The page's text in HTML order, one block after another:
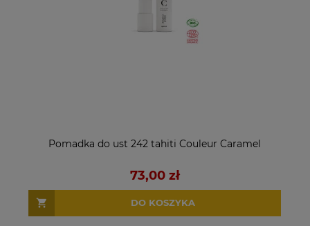
Pomadka do ust 242 tahiti Couleur Caramel
73,00 zł
DO KOSZYKA